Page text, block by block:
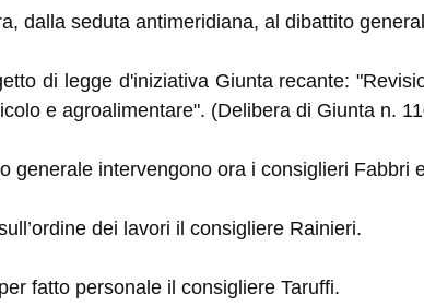
dalla seduta antimeridiana, al dibattito
di legge d'iniziativa Giunta recante:
e agroalimentare". (Delibera di Giunta n.
generale intervengono ora i consiglieri Fabbri
dei lavori il consigliere Rainieri.
fatto personale il consigliere Taruffi.